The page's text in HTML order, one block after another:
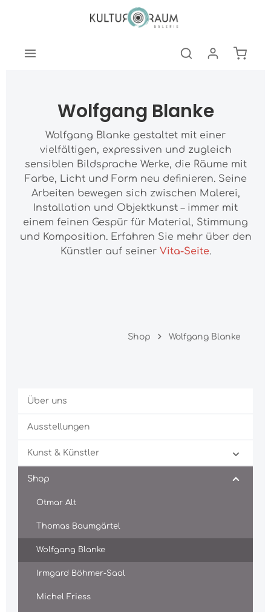
Wolfgang Blanke
Wolfgang Blanke gestaltet mit einer
vielfältigen, expressiven und zugleich
sensiblen Bildsprache Werke, die Räume mit
Farbe, Licht und Form neu definieren. Seine
Arbeiten bewegen sich zwischen Malerei,
Installation und Objektkunst – immer mit
einem feinen Gespür für Material, Stimmung
und Komposition. Erfahren Sie mehr über den
Künstler auf seiner Vita-Seite.
Shop Wolfgang Blanke
Über uns
Ausstellungen
Kunst & Künstler
Shop
Otmar Alt
Thomas Baumgärtel
Wolfgang Blanke
Irmgard Böhmer-Saal
Michel Friess